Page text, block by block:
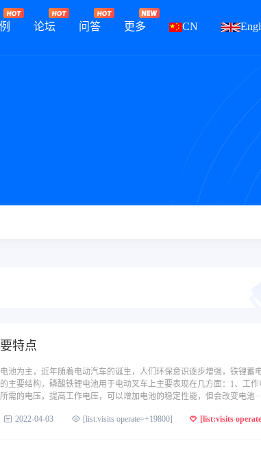
论坛 问答 更多 CN
特点
池为主，近年随着电动汽车的诞生，人们环保意识逐步增强，铁锂蓄
主要结构，磷酸铁锂电池用于电动叉车上主要表现在几方面：1、工作
需的电压，提高工作电压，可以增加电池的稳定性能，但会改变电池
2022-04-03 [list:visits operate=+19800] [list:visits